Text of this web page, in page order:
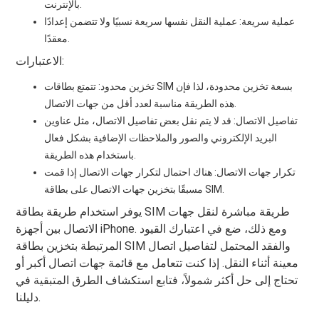
بالإنترنت.
عملية سريعة: عملية النقل نفسها سريعة نسبيًا ولا تتضمن إعدادًا
معقدًا.
الاعتبارات:
تخزين محدود: تتمتع بطاقات SIM بسعة تخزين محدودة، لذا فإن
هذه الطريقة مناسبة لعدد أقل من جهات الاتصال.
تفاصيل الاتصال: قد لا يتم نقل بعض تفاصيل الاتصال، مثل عناوين
البريد الإلكتروني والصور والملاحظات الإضافية بشكل فعال
باستخدام هذه الطريقة.
تكرار جهات الاتصال: هناك احتمال لتكرار جهات الاتصال إذا قمت
مسبقًا بتخزين جهات الاتصال على بطاقة SIM.
يوفر استخدام طريقة بطاقة SIM طريقة مباشرة لنقل جهات
الاتصال بين أجهزة iPhone. ومع ذلك، ضع في اعتبارك القيود
المرتبطة بتخزين بطاقة SIM والفقد المحتمل لتفاصيل اتصال
معينة أثناء النقل. إذا كنت تتعامل مع قائمة جهات اتصال أكبر أو
تحتاج إلى حل أكثر شمولاً، فتابع استكشاف الطرق المتبقية في
دليلنا.